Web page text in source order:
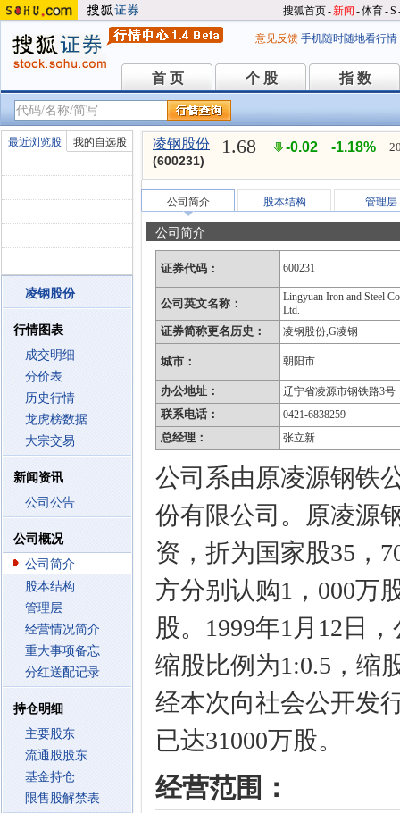
搜狐首页-新闻 -体育-S
意见反馈 手机随时随地看行情
首 页
首 页 个 股
个 股 指 数
指 数
最近浏览股 我的自选股
凌钢股份
行情图表
成交明细
分价表
历史行情
龙虎榜数据
大宗交易
新闻资讯
公司公告
公司概况
公司简介
股本结构
管理层
经营情况简介
重大事项备忘
分红送配记录
持仓明细
主要股东
流通股股东
基金持仓
限售股解禁表
凌钢股份
(600231)
1.68 -0.02 -1.18%
公司简介 股本结构 管理层
公司简介
证券代码： 600231
公司英文名称：
Lingyuan Iron and Steel
Ltd.
证券简称更名历史： 凌钢股份,G凌钢
城市： 朝阳市
办公地址： 辽宁省凌源市钢铁路3号
联系电话： 0421-6838259
总经理： 张立新
公司系由原凌源钢铁
份有限公司。原凌源
资，折为国家股35，
方分别认购1，000万
股。1999年1月12日
缩股比例为1:0.5，缩
经本次向社会公开发
已达31000万股。
经营范围：